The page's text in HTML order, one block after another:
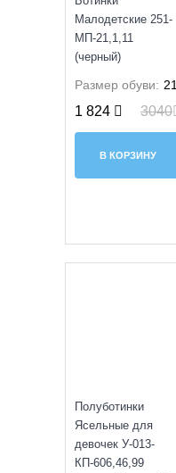
Малодетские 251-
МП-21,1,11
(черный)
Размер обуви: 21
1 824 3040
В КОРЗИНУ
Полуботинки
Ясельные для
девочек У-013-
КП-606,46,99